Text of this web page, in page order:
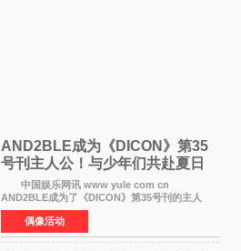
AND2BLE成为《DICON》第35
号刊主人公！与少年们共赴夏日
之约
中国娱乐网讯 www yule com cn
AND2BLE成为了《DICON》第35号刊的主人
公，本期标题为And The Summer。作为出道后
首次担任杂志画报主角的完整体，AND2BLE用清
澈的少年感与全新的夏天相遇了
偶像活动